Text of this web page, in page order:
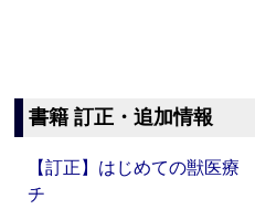
書籍 訂正・追加情報
【訂正】はじめての獣医
チ